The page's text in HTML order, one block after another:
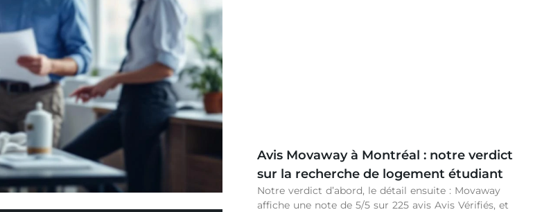
Avis Movaway à Montréal : notre verdict
sur la recherche de logement étudiant
Notre verdict d’abord, le détail ensuite : Movaway
affiche une note de 5/5 sur 225 avis Avis Vérifiés, et